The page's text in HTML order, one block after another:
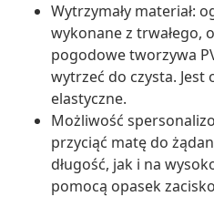
Wytrzymały materiał:
wykonane z trwałego,
pogodowe tworzywa
wytrzeć do czysta.
elastyczne.
Możliwość
przyciąć matę do
długość, jak i na
pomocą opasek